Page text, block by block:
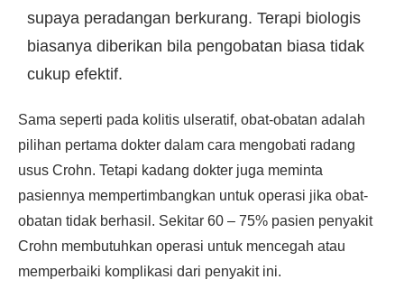
supaya peradangan berkurang. Terapi biologis
biasanya diberikan bila pengobatan biasa tidak
cukup efektif.
Sama seperti pada kolitis ulseratif, obat-obatan adalah
pilihan pertama dokter dalam cara mengobati radang
usus Crohn. Tetapi kadang dokter juga meminta
pasiennya mempertimbangkan untuk operasi jika obat-
obatan tidak berhasil. Sekitar 60 – 75% pasien penyakit
Crohn membutuhkan operasi untuk mencegah atau
memperbaiki komplikasi dari penyakit ini.